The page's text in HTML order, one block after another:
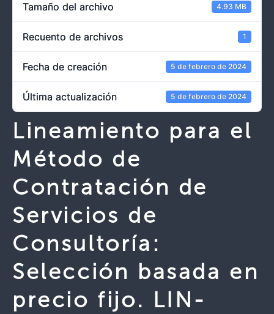
Tamaño del archivo 4.93 MB
Recuento de archivos 1
Fecha de creación 5 de febrero de 2024
Última actualización 5 de febrero de 2024
Lineamiento para el
Método de
Contratación de
Servicios de
Consultoría:
Selección basada en
precio fijo. LIN-